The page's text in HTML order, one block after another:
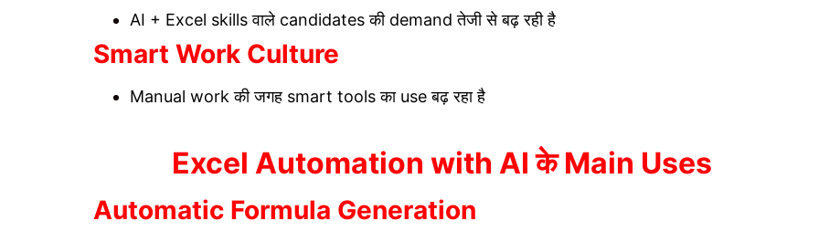
AI + Excel skills वाले candidates की demand तेजी से बढ़ रही है
Smart Work Culture
Manual work की जगह smart tools का use बढ़ रहा है
Excel Automation with AI के Main Uses
Automatic Formula Generation